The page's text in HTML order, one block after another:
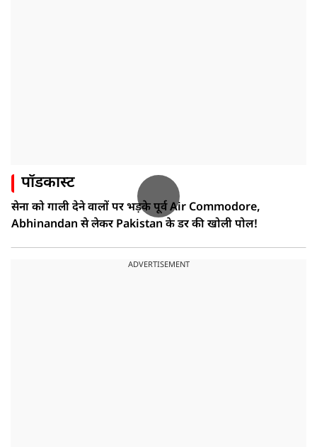
पॉडकास्ट
सेना को गाली देने वालों पर भड़के पूर्व Air Commodore,
Abhinandan से लेकर Pakistan के डर की खोली पोल!
ADVERTISEMENT